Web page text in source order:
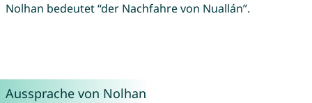
Nolhan bedeutet “der Nachfahre von Nuallán”.
Aussprache von Nolhan